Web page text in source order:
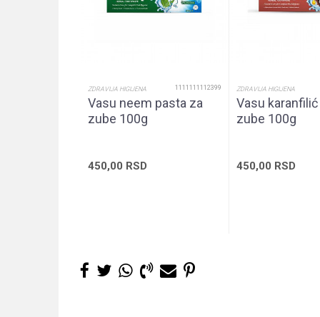
ZDRAVIJA HIGIJENA 1111111112399
Vasu neem pasta za
zube 100g
450,00 RSD
ZDRAVIJA HIGIJENA
Vasu
zube 100g
450,00 RSD